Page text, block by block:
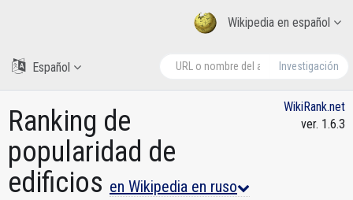
Wikipedia en español
Investigación
Español
Ranking de
popularidad de
edificios en Wikipedia en ruso
WikiRank.net
ver. 1.6.3